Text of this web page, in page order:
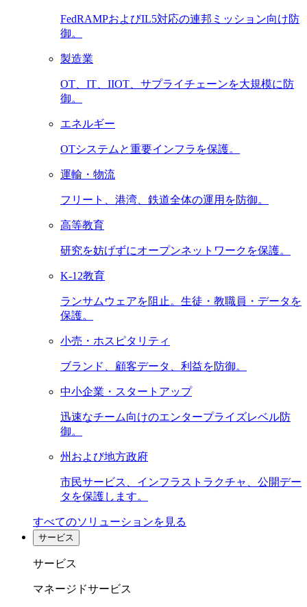
FedRAMPおよびIL5対応の連邦ミッション向け防
御。
製造業
OT、IT、IIOT、サプライチェーンを大規模に防
御。
エネルギー
OTシステムと重要インフラを保護。
運輸・物流
フリート、港湾、鉄道全体の運用を防御。
高等教育
研究を妨げずにオープンネットワークを保護。
K-12教育
ランサムウェアを阻止。生徒・教職員・データを
保護。
小売・ホスピタリティ
ブランド、顧客データ、利益を防御。
中小企業・スタートアップ
迅速なチーム向けのエンタープライズレベル防
御。
州および地方政府
市民サービス、インフラストラクチャ、公開デー
タを保護します。
すべてのソリューションを見る
サービス
サービス
マネージドサービス